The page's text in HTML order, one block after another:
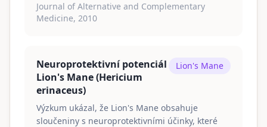
Journal of Alternative and Complementary
Medicine, 2010
Neuroprotektivní potenciál
Lion's Mane (Hericium
erinaceus)
Lion's Mane
Výzkum ukázal, že Lion's Mane obsahuje
sloučeniny s neuroprotektivními účinky, které